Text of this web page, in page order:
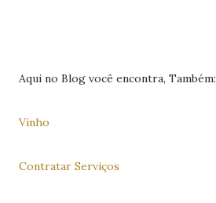
Aqui no Blog você encontra, Também:
Vinho
Contratar Serviços